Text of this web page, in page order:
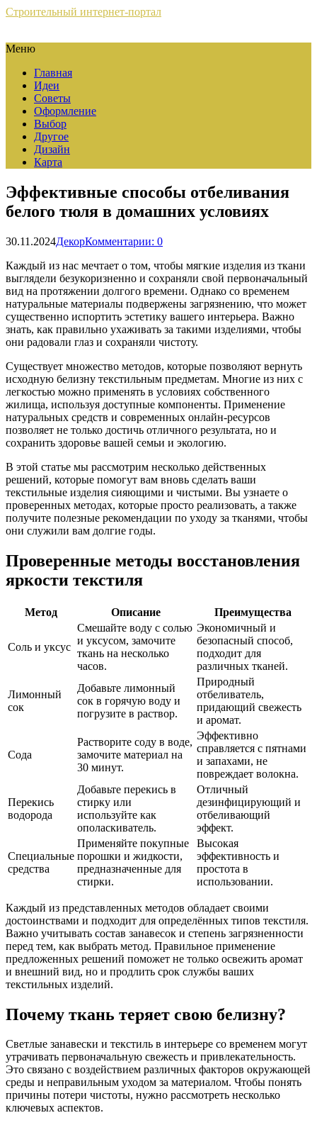
Строительный интернет-портал
Меню
Главная
Идеи
Советы
Оформление
Выбор
Другое
Дизайн
Карта
Эффективные способы отбеливания
белого тюля в домашних условиях
30.11.2024ДекорКомментарии: 0
Каждый из нас мечтает о том, чтобы мягкие изделия из ткани
выглядели безукоризненно и сохраняли свой первоначальный
вид на протяжении долгого времени. Однако со временем
натуральные материалы подвержены загрязнению, что может
существенно испортить эстетику вашего интерьера. Важно
знать, как правильно ухаживать за такими изделиями, чтобы
они радовали глаз и сохраняли чистоту.
Существует множество методов, которые позволяют вернуть
исходную белизну текстильным предметам. Многие из них с
легкостью можно применять в условиях собственного
жилища, используя доступные компоненты. Применение
натуральных средств и современных онлайн-ресурсов
позволяет не только достичь отличного результата, но и
сохранить здоровье вашей семьи и экологию.
В этой статье мы рассмотрим несколько действенных
решений, которые помогут вам вновь сделать ваши
текстильные изделия сияющими и чистыми. Вы узнаете о
проверенных методах, которые просто реализовать, а также
получите полезные рекомендации по уходу за тканями, чтобы
они служили вам долгие годы.
Проверенные методы восстановления
яркости текстиля
Метод Описание Преимущества
Соль и уксус
Смешайте воду с солью
и уксусом, замочите
ткань на несколько
часов.
Экономичный и
безопасный способ,
подходит для
различных тканей.
Лимонный
сок
Добавьте лимонный
сок в горячую воду и
погрузите в раствор.
Природный
отбеливатель,
придающий свежесть
и аромат.
Сода
Растворите соду в воде,
замочите материал на
30 минут.
Эффективно
справляется с пятнами
и запахами, не
повреждает волокна.
Перекись
водорода
Добавьте перекись в
стирку или
используйте как
ополаскиватель.
Отличный
дезинфицирующий и
отбеливающий
эффект.
Специальные
средства
Применяйте покупные
порошки и жидкости,
предназначенные для
стирки.
Высокая
эффективность и
простота в
использовании.
Каждый из представленных методов обладает своими
достоинствами и подходит для определённых типов текстиля.
Важно учитывать состав занавесок и степень загрязненности
перед тем, как выбрать метод. Правильное применение
предложенных решений поможет не только освежить аромат
и внешний вид, но и продлить срок службы ваших
текстильных изделий.
Почему ткань теряет свою белизну?
Светлые занавески и текстиль в интерьере со временем могут
утрачивать первоначальную свежесть и привлекательность.
Это связано с воздействием различных факторов окружающей
среды и неправильным уходом за материалом. Чтобы понять
причины потери чистоты, нужно рассмотреть несколько
ключевых аспектов.